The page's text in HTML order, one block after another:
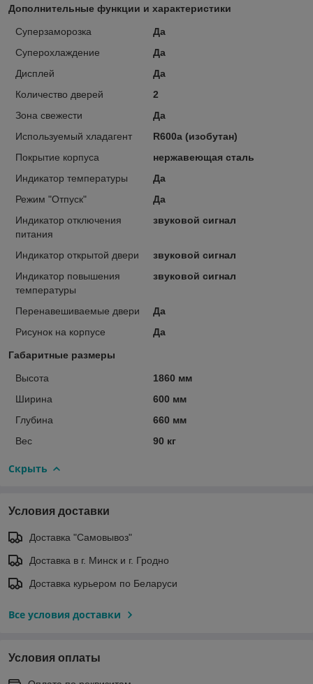
Дополнительные функции и характеристики
Суперзаморозка
Да
Суперохлаждение
Да
Дисплей
Да
Количество дверей
2
Зона свежести
Да
Используемый хладагент
R600a (изобутан)
Покрытие корпуса
нержавеющая сталь
Индикатор температуры
Да
Режим "Отпуск"
Да
Индикатор отключения
питания
звуковой сигнал
Индикатор открытой двери
звуковой сигнал
Индикатор повышения
температуры
звуковой сигнал
Перенавешиваемые двери
Да
Рисунок на корпусе
Да
Габаритные размеры
Высота
1860 мм
Ширина
600 мм
Глубина
660 мм
Вес
90 кг
Скрыть
Условия доставки
Доставка "Самовывоз"
Доставка в г. Минск и г. Гродно
Доставка курьером по Беларуси
Все условия доставки
Условия оплаты